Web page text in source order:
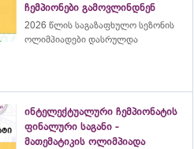
ჩემპიონები გამოვლინდნენ
2026 წლის საგაზაფხულო სეზონის
ოლიმპიადები დასრულდა
ინტელექტუალური ჩემპიონატის
ფინალური საგანი -
მათემატიკის ოლიმპიადა